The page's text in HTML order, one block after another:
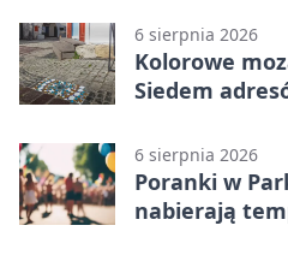
6 sierpnia 2026
Kolorowe
Siedem
6 sierpnia 2026
Poranki w
nabierają